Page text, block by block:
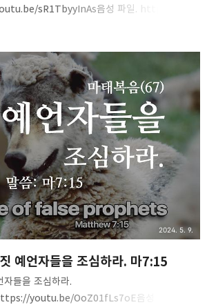
sR1TbyyInAs음성 파일. https://tin
예언자들을 조심하라. 마7:15
2024. 5. 9.
들을 조심하라.
youtu.be/OoZ01fLs7oE음성 파일. ht